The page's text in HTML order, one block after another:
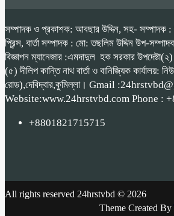
সম্পাদক ও প্রকাশক: আবছার উদ্দিন, সহ- সম্পাদক :
প্রিন্স, বার্তা সম্পাদক : মো: তছলিম উদ্দিন উপ-
বিজ্ঞাপন ম্যানেজার :এমদাদুল হক সরকার
(৫) দীলিপ কান্তি নাথ বার্তা ও বানিজ্যিক কার্যালয়: নিউ
রোড),দেবিদ্বার,কুমিল্লা। Gmail
Website:www.24hrstvbd.com Phone :
+8801821715715
All rights reserved 24hrstvbd © 2026
Theme Created By